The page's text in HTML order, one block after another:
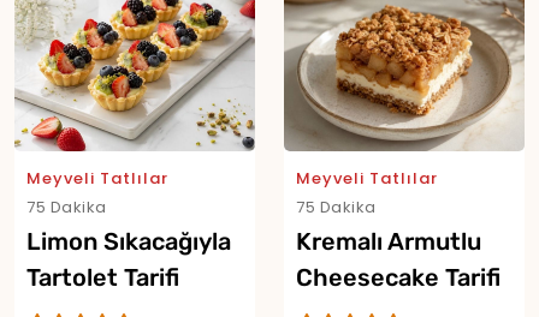
Meyveli Tatlılar
75 Dakika
Limon Sıkacağıyla
Tartolet Tarifi
Meyveli Tatlılar
75 Dakika
Kremalı Armutlu
Cheesecake Tarifi